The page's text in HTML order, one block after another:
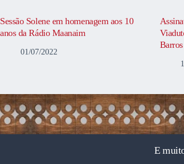
Sessão Solene em homenagem aos 10
anos da Rádio Maanaim
01/07/2022
Barros
E